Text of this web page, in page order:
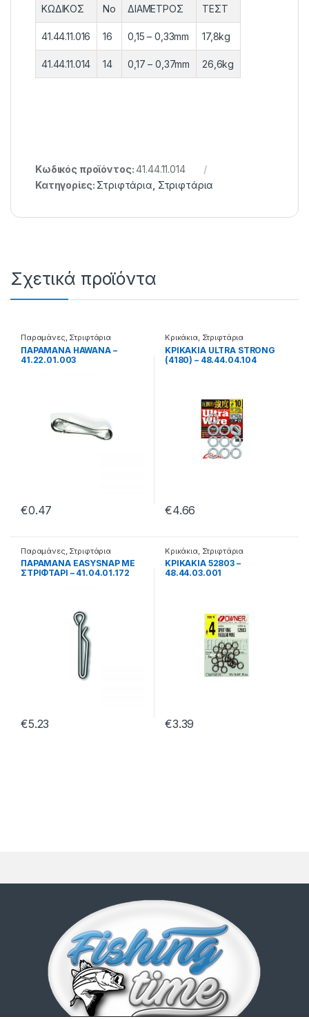
ΚΩΔΙΚΟΣ Νο ΔΙΑΜΕΤΡΟΣ ΤΕΣΤ
41.44.11.016 16 0,15 – 0,33mm 17,8kg
41.44.11.014 14 0,17 – 0,37mm 26,6kg
Κωδικός προϊόντος:41.44.11.014
Κατηγορίες: Στριφτάρια Στριφτάρια
Σχετικά προϊόντα
Παραμάνες, Στριφτάρια
ΠΑΡΑΜΑΝΑ HAWANA –
41.22.01.003
€0.47
Κρικάκια, Στριφτάρια
ΚΡΙΚΑΚΙΑ ULTRA STRONG
(4180) – 48.44.04.104
€4.66
Παραμάνες Στριφτάρια
ΠΑΡΑΜΑΝΑ EASYSNAP ΜΕ
ΣΤΡΙΦΤΑΡΙ – 41.04.01.172
€5.23
Κρικάκια, Στριφτάρια
ΚΡΙΚΑΚΙΑ 52803 –
48.44.03.001
€3.39